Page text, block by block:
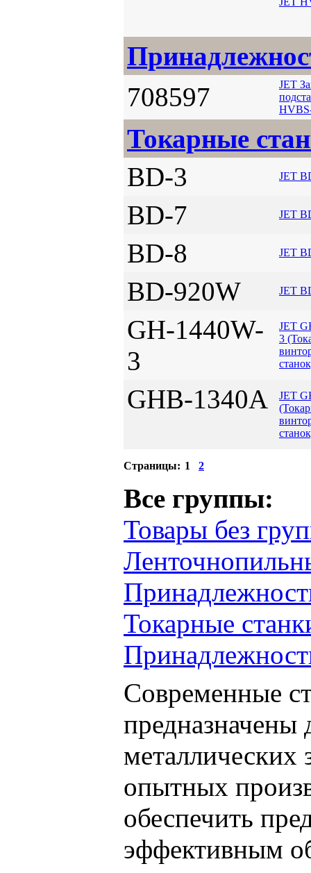
708597
JET
Токарные
BD-3
JET
BD-7 JET
BD-8 JET
BD-920W JET
GH-1440W-
3
JET
3
GHB-1340A
JET
Страницы: 1 2
Все группы:
Товары без
Токарные
Современные
предназначены
металлических
опытных
обеспечить
эффективным